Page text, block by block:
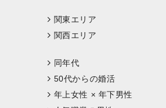
関東エリア
関西エリア
同年代
50代からの婚活
年上女性 × 年下男性